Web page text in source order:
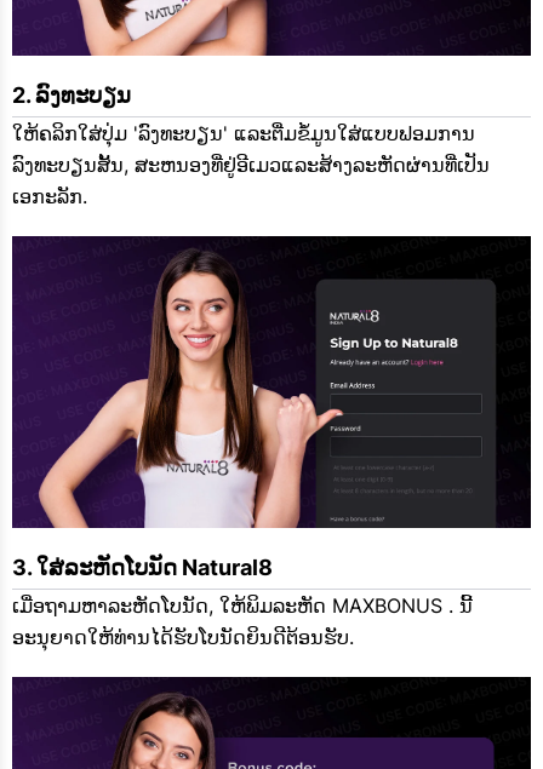
ລົງທະບຽນ
ໃຫ້ຄລິກໃສ່ປຸ່ມ 'ລົງທະບຽນ' ແລະຕື່ມຂໍ້ມູນໃສ່ແບບຟອມການ
ລົງທະບຽນສັ້ນ, ສະຫນອງທີ່ຢູ່ອີເມວແລະສ້າງລະຫັດຜ່ານທີ່ເປັນ
ເອກະລັກ.
ໃສ່ລະຫັດໂບນັດ Natural8
ເມື່ອຖາມຫາລະຫັດໂບນັດ, ໃຫ້ພິມລະຫັດ MAXBONUS . ນີ້
ອະນຸຍາດໃຫ້ທ່ານໄດ້ຮັບໂບນັດຍິນດີຕ້ອນຮັບ.